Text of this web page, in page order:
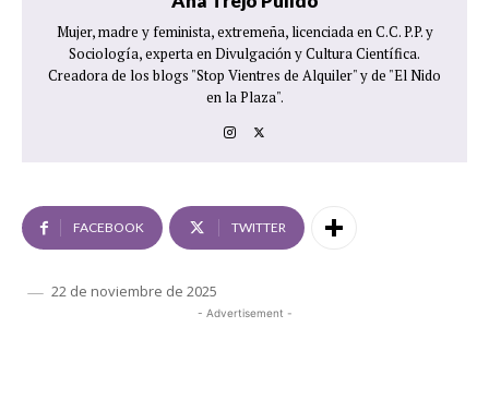
Mujer, madre y feminista, extremeña, licenciada en C.C. P.P. y
Sociología, experta en Divulgación y Cultura Científica.
Creadora de los blogs "Stop Vientres de Alquiler" y de "El Nido
en la Plaza".
FACEBOOK TWITTER
22 de noviembre de 2025
- Advertisement -